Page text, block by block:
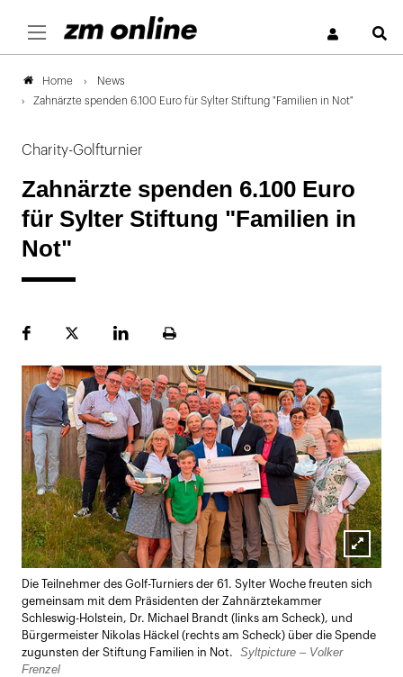
Home
News
Zahnärzte spenden 6.100 Euro für Sylter Stiftung "Familien in Not"
Charity-Golfturnier
Zahnärzte spenden 6.100 Euro
für Sylter Stiftung "Familien in
Not"
FacebookPlattformLinekdInSeite
Lightbox
öffnen
Die Teilnehmer des Golf-Turniers der 61. Sylter Woche freuten sich
gemeinsam mit dem Präsidenten der Zahnärztekammer
Schleswig-Holstein, Dr. Michael Brandt (links am Scheck), und
Bürgermeister Nikolas Häckel (rechts am Scheck) über die Spende
zugunsten der Stiftung Familien in Not.
Syltpicture – Volker
Frenzel